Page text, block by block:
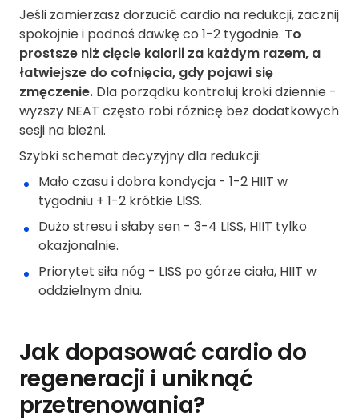
Jeśli zamierzasz dorzucić cardio na redukcji, zacznij
spokojnie i podnoś dawkę co 1-2 tygodnie. To
prostsze niż cięcie kalorii za każdym razem, a
łatwiejsze do cofnięcia, gdy pojawi się
zmęczenie. Dla porządku kontroluj kroki dziennie -
wyższy NEAT często robi różnicę bez dodatkowych
sesji na bieżni.
Szybki schemat decyzyjny dla redukcji:
Mało czasu i dobra kondycja - 1-2 HIIT w
tygodniu + 1-2 krótkie LISS.
Dużo stresu i słaby sen - 3-4 LISS, HIIT tylko
okazjonalnie.
Priorytet siła nóg - LISS po górze ciała, HIIT w
oddzielnym dniu.
Jak dopasować cardio do
regeneracji i uniknąć
przetrenowania?